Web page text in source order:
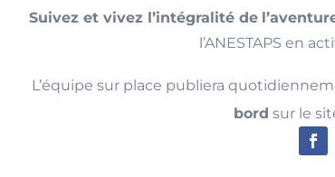
Suivez et vivez l’intégralité de
l’ANESTAPS en
L’équipe sur place publiera
bord sur le